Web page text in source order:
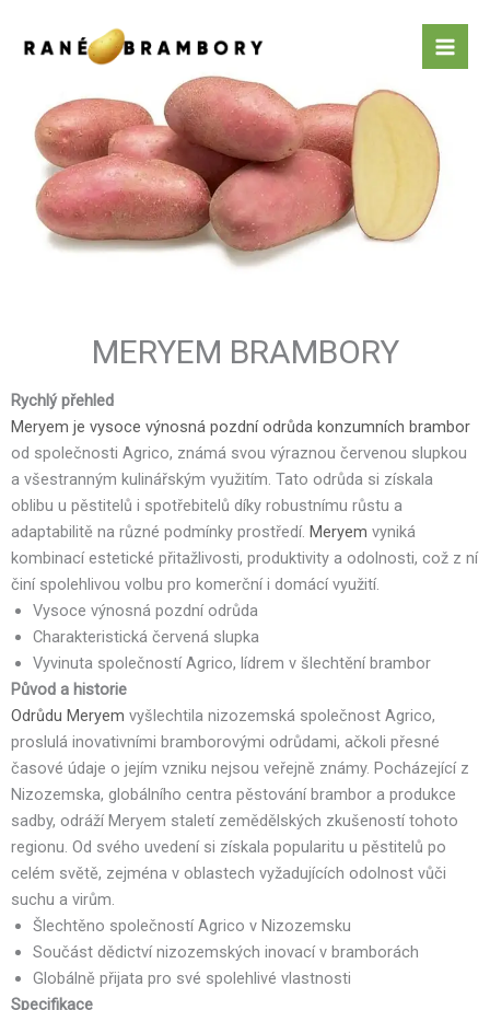
MERYEM BRAMBORY
Rychlý přehled
Meryem je vysoce výnosná pozdní odrůda konzumních brambor
od společnosti Agrico, známá svou výraznou červenou slupkou
a všestranným kulinářským využitím. Tato odrůda si získala
oblibu u pěstitelů i spotřebitelů díky robustnímu růstu a
adaptabilitě na různé podmínky prostředí. Meryem vyniká
kombinací estetické přitažlivosti, produktivity a odolnosti, což z ní
činí spolehlivou volbu pro komerční i domácí využití.
Vysoce výnosná pozdní odrůda
Charakteristická červená slupka
Vyvinuta společností Agrico, lídrem v šlechtění brambor
Původ a historie
Odrůdu Meryem vyšlechtila nizozemská společnost Agrico,
proslulá inovativními bramborovými odrůdami, ačkoli přesné
časové údaje o jejím vzniku nejsou veřejně známy. Pocházející z
Nizozemska, globálního centra pěstování brambor a produkce
sadby, odráží Meryem staletí zemědělských zkušeností tohoto
regionu. Od svého uvedení si získala popularitu u pěstitelů po
celém světě, zejména v oblastech vyžadujících odolnost vůči
suchu a virům.
Šlechtěno společností Agrico v Nizozemsku
Součást dědictví nizozemských inovací v bramborách
Globálně přijata pro své spolehlivé vlastnosti
Specifikace